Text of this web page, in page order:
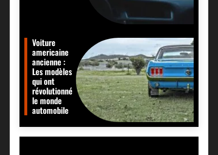
Voiture
americaine
ancienne :
Les modèles
qui ont
révolutionné
le monde
automobile